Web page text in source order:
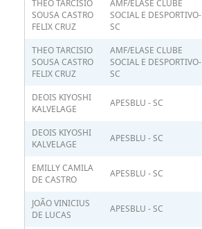
THEO TARCISIO
SOUSA CASTRO
FELIX CRUZ
AMF/ELASE CLUBE
SOCIAL E DESPORTIVO-
SC
THEO TARCISIO
SOUSA CASTRO
FELIX CRUZ
AMF/ELASE CLUBE
SOCIAL E DESPORTIVO-
SC
DEOIS KIYOSHI
KALVELAGE
APESBLU - SC
DEOIS KIYOSHI
KALVELAGE
APESBLU - SC
EMILLY CAMILA
DE CASTRO
APESBLU - SC
JOÃO VINICIUS
DE LUCAS
APESBLU - SC